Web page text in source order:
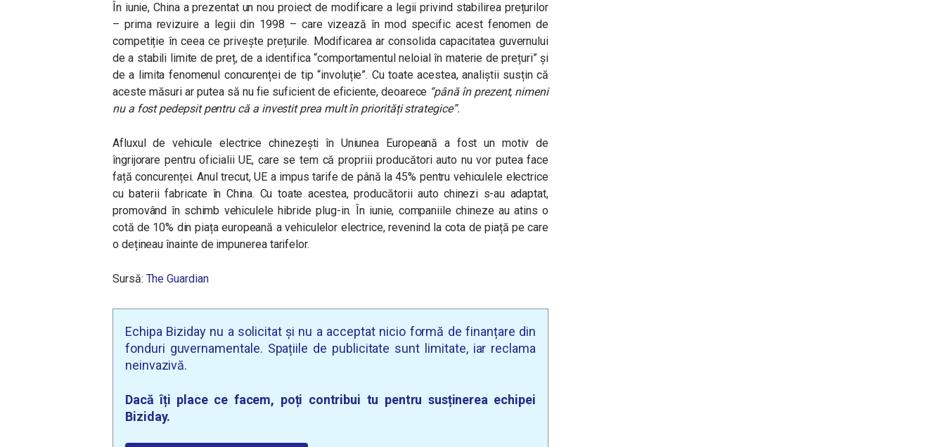
În iunie, China a prezentat un nou proiect de modificare a legii privind stabilirea prețurilor
– prima revizuire a legii din 1998 – care vizează în mod specific acest fenomen de
competiție în ceea ce privește prețurile. Modificarea ar consolida capacitatea guvernului
de a stabili limite de preț, de a identifica “comportamentul neloial în materie de prețuri” și
de a limita fenomenul concurenței de tip “involuție”. Cu toate acestea, analiștii susțin că
aceste măsuri ar putea să nu fie suficient de eficiente, deoarece “până în prezent, nimeni
nu a fost pedepsit pentru că a investit prea mult în priorități strategice”.
Afluxul de vehicule electrice chinezești în Uniunea Europeană a fost un motiv de
îngrijorare pentru oficialii UE, care se tem că propriii producători auto nu vor putea face
față concurenței. Anul trecut, UE a impus tarife de până la 45% pentru vehiculele electrice
cu baterii fabricate în China. Cu toate acestea, producătorii auto chinezi s-au adaptat,
promovând în schimb vehiculele hibride plug-in. În iunie, companiile chineze au atins o
cotă de 10% din piața europeană a vehiculelor electrice, revenind la cota de piață pe care
o dețineau înainte de impunerea tarifelor.
Sursă: The Guardian
Echipa Biziday nu a solicitat și nu a acceptat nicio formă de finanțare din
fonduri guvernamentale. Spațiile de publicitate sunt limitate, iar reclama
neinvazivă.
Dacă îți place ce facem, poți contribui tu pentru susținerea echipei
Biziday.